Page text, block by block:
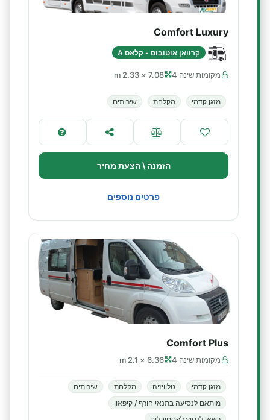
Comfort Luxury
קרוואן אוטובוס - קלאס A
מקומות שינה 4 7.08 × 2.33 m
מזגן קדמי מקלחת שירותים
הזמנה \ הצעת מחיר
פרטים נוספים
Comfort Plus
מקומות שינה 4 6.36 × 2.1 m
מזגן קדמי טלוויזיה מקלחת
שירותים
מותאם לנסיעה בתנאי חורף / קיפאון